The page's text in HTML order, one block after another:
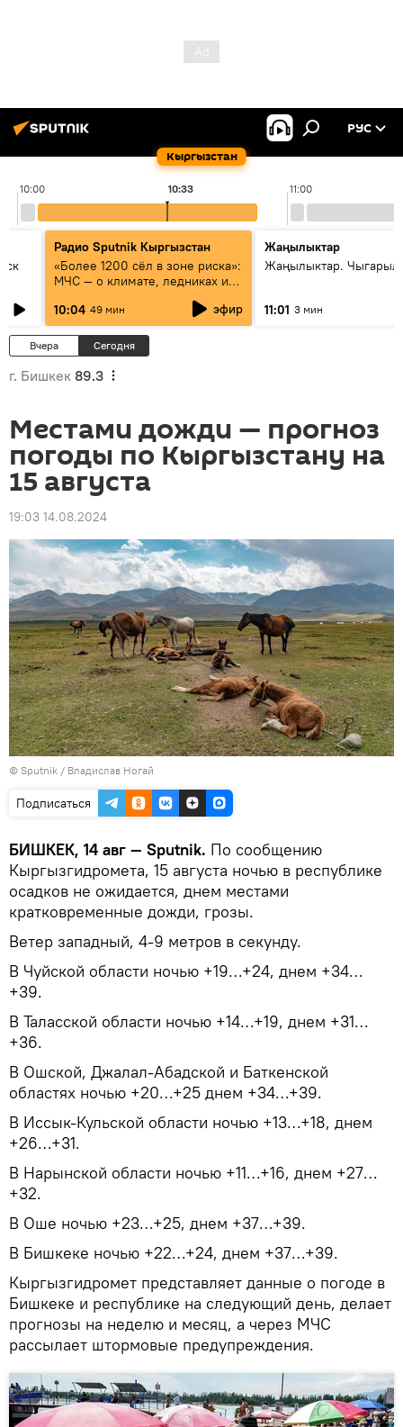
Кыргызстан
РУС
10:00 11:00
10:33
Радио Sputnik Кыргызстан
«Более 1200 сёл в зоне риска»:
МЧС — о климате, ледниках и
населения
10:04 49 мин эфир
Жаңылыктар
Жаңылыктар.
11:01 3 мин
Вчера Сегодня
г. Бишкек 89.3
Местами дожди — прогноз
погоды по Кыргызстану на
15 августа
19:03 14.08.2024
© Sputnik / Владислав Ногай
Подписаться
БИШКЕК, 14 авг — Sputnik. По сообщению
Кыргызгидромета, 15 августа ночью в республике
осадков не ожидается, днем местами
кратковременные дожди, грозы.
Ветер западный, 4-9 метров в секунду.
В Чуйской области ночью +19…+24, днем +34…
+39.
В Таласской области ночью +14…+19, днем +31…
+36.
В Ошской, Джалал-Абадской и Баткенской
областях ночью +20…+25 днем +34…+39.
В Иссык-Кульской области ночью +13…+18, днем
+26…+31.
В Нарынской области ночью +11…+16, днем +27…
+32.
В Оше ночью +23…+25, днем +37…+39.
В Бишкеке ночью +22…+24, днем +37…+39.
Кыргызгидромет представляет данные о погоде в
Бишкеке и республике на следующий день, делает
прогнозы на неделю и месяц, а через МЧС
рассылает штормовые предупреждения.